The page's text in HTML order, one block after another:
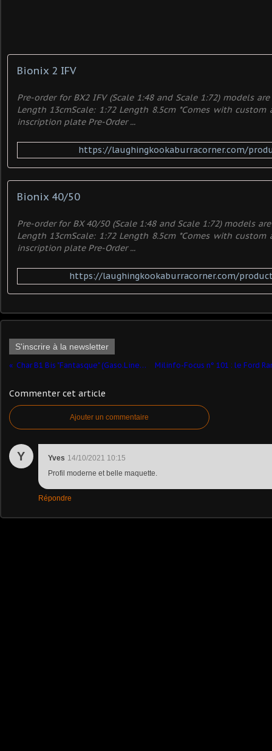
Bionix 2 IFV
Pre-order for BX2 IFV (Scale 1:48 and Scale 1:72) models
Length 13cmScale: 1:72 Length 8.5cm *Comes with custom
inscription plate Pre-Order ...
https://laughingkookaburracorner.com/
Bionix 40/50
Pre-order for BX 40/50 (Scale 1:48 and Scale 1:72) models
Length 13cmScale: 1:72 Length 8.5cm *Comes with custom
inscription plate Pre-Order ...
https://laughingkookaburracorner.com/
S'inscrire à la newsletter
Char B1 Bis "Fantasque" (Gaso.Line - 1/48 - par Yann B.)
Commenter cet article
Ajouter un commentaire
Y Yves 14/10/2021 10:15
Profil moderne et belle maquette.
Répondre